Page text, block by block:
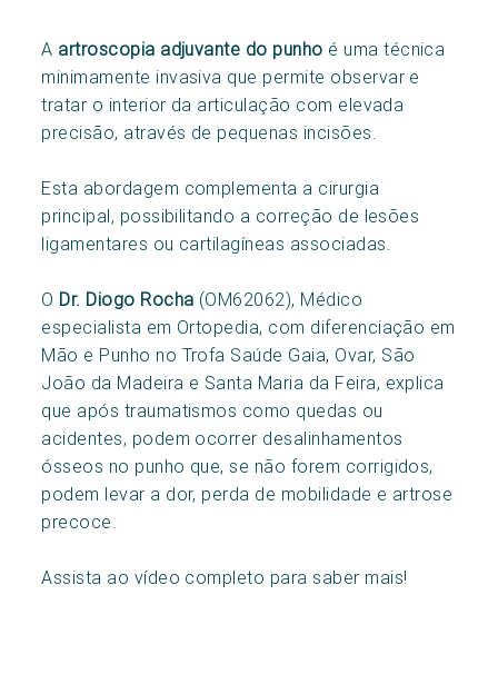
A artroscopia adjuvante do punho é uma técnica
minimamente invasiva que permite observar e
tratar o interior da articulação com elevada
precisão, através de pequenas incisões.
Esta abordagem complementa a cirurgia
principal, possibilitando a correção de lesões
ligamentares ou cartilagíneas associadas.
O Dr. Diogo Rocha (OM62062), Médico
especialista em Ortopedia, com diferenciação em
Mão e Punho no Trofa Saúde Gaia, Ovar, São
João da Madeira e Santa Maria da Feira, explica
que após traumatismos como quedas ou
acidentes, podem ocorrer desalinhamentos
ósseos no punho que, se não forem corrigidos,
podem levar a dor, perda de mobilidade e artrose
precoce.
Assista ao vídeo completo para saber mais!